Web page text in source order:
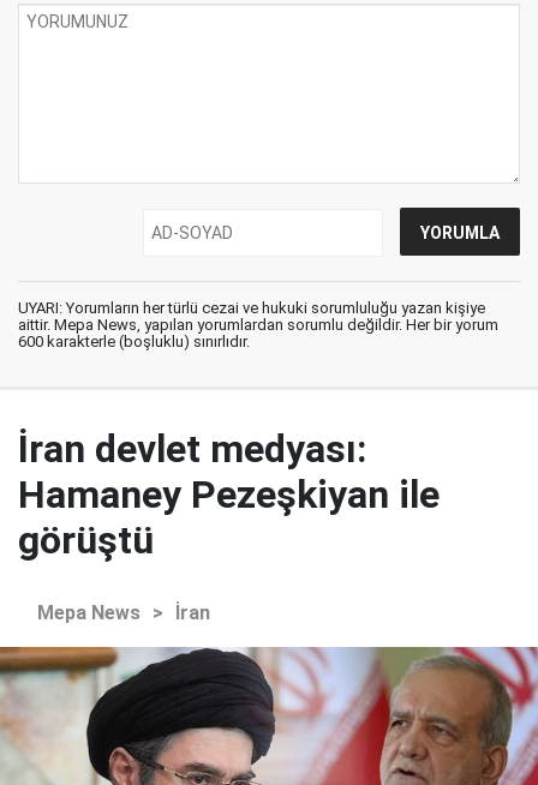
UYARI: Yorumların her türlü cezai ve hukuki sorumluluğu yazan kişiye
aittir. Mepa News, yapılan yorumlardan sorumlu değildir. Her bir yorum
600 karakterle (boşluklu) sınırlıdır.
İran devlet medyası:
Hamaney Pezeşkiyan ile
görüştü
Mepa News > İran